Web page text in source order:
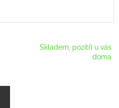
Skladem, pozítří u vás
doma